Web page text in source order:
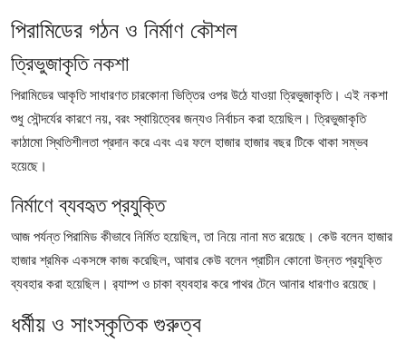
পিরামিডের গঠন ও নির্মাণ কৌশল
ত্রিভুজাকৃতি নকশা
পিরামিডের আকৃতি সাধারণত চারকোনা ভিত্তির ওপর উঠে যাওয়া ত্রিভুজাকৃতি। এই নকশা
শুধু সৌন্দর্যের কারণে নয়, বরং স্থায়িত্বের জন্যও নির্বাচন করা হয়েছিল। ত্রিভুজাকৃতি
কাঠামো স্থিতিশীলতা প্রদান করে এবং এর ফলে হাজার হাজার বছর টিকে থাকা সম্ভব
হয়েছে।
নির্মাণে ব্যবহৃত প্রযুক্তি
আজ পর্যন্ত পিরামিড কীভাবে নির্মিত হয়েছিল, তা নিয়ে নানা মত রয়েছে। কেউ বলেন হাজার
হাজার শ্রমিক একসঙ্গে কাজ করেছিল, আবার কেউ বলেন প্রাচীন কোনো উন্নত প্রযুক্তি
ব্যবহার করা হয়েছিল। র‌্যাম্প ও চাকা ব্যবহার করে পাথর টেনে আনার ধারণাও রয়েছে।
ধর্মীয় ও সাংস্কৃতিক গুরুত্ব